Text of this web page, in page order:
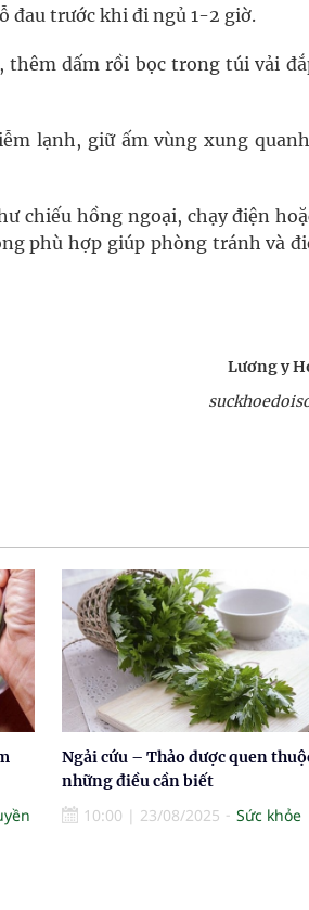
đau trước khi đi ngủ 1-2 giờ.
thêm dấm rồi bọc trong túi vải
lạnh, giữ ấm vùng xung
chiếu hồng ngoại, chạy điện
phù hợp giúp phòng tránh và
Lương y
Ngải cứu – Thảo dược quen
những điều cần biết
10:00 | 23/08/2025 Sức khỏe